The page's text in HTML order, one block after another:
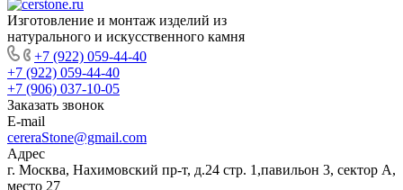
Изготовление и монтаж изделий из
натурального и искусственного камня
+7 (922) 059-44-40
+7 (922) 059-44-40
+7 (906) 037-10-05
Заказать звонок
E-mail
cereraStone@gmail.com
Адрес
г. Москва, Нахимовский пр-т, д.24 стр. 1,павильон 3, сектор А,
место 27